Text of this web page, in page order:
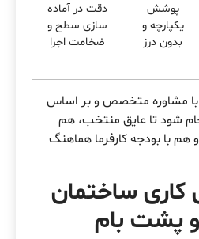
پوشش
یکپارچه و
بدون درز
دقت در آماده
سازی سطح و
ضخامت اجرا
با مشاوره متخصص و بر اساس
شود تا عایق منتخب، هم
هم با بودجه کارفرما هماهنگ
کاری ساختمان
پشت بام